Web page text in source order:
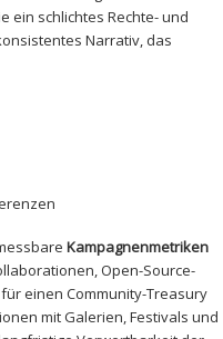
ein schlichtes ​Rechte- und
Narrativ, das
Kampagnenmetriken
Open-Source-
​für einen Community-Treasury
mit Galerien, Festivals und